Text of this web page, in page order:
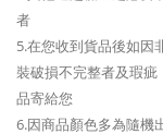
者
5.在您收到貨品後如因
裝破損不完整者及瑕
品寄給您
6.因商品顏色多為隨機